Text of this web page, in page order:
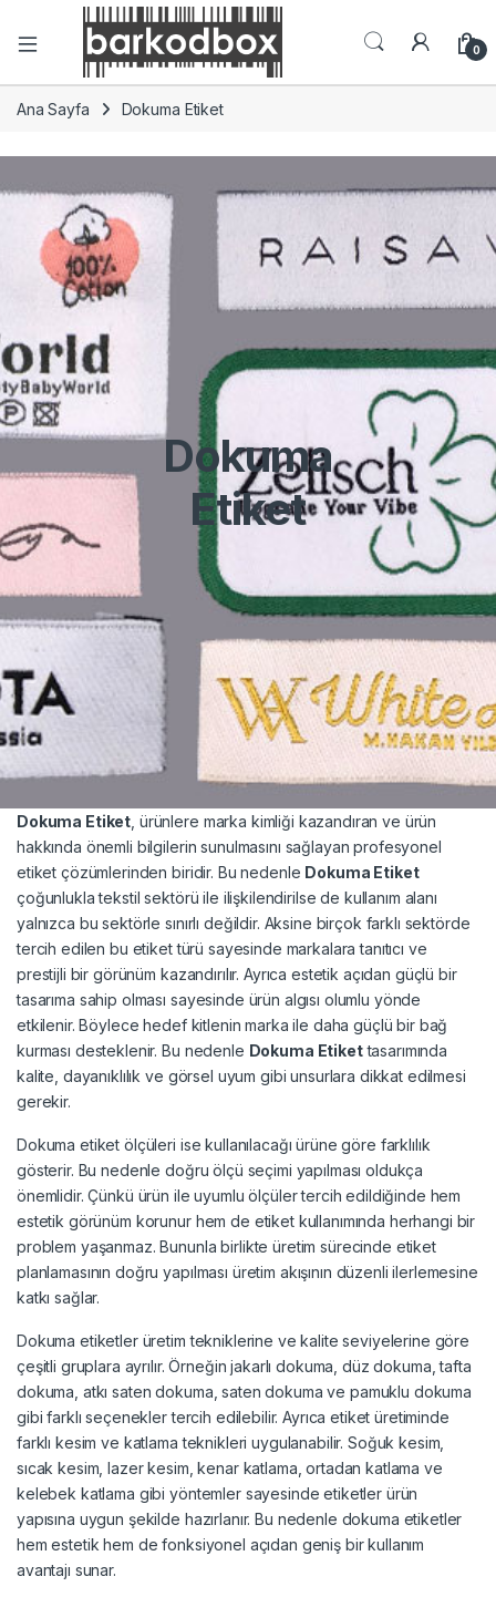
0
Ana Sayfa Dokuma Etiket
Dokuma
Etiket
Dokuma Etiket , ürünlere marka kimliği kazandıran ve ürün
hakkında önemli bilgilerin sunulmasını sağlayan profesyonel
etiket çözümlerinden biridir. Bu nedenle Dokuma Etiket
çoğunlukla tekstil sektörü ile ilişkilendirilse de kullanım alanı
yalnızca bu sektörle sınırlı değildir. Aksine birçok farklı sektörde
tercih edilen bu etiket türü sayesinde markalara tanıtıcı ve
prestijli bir görünüm kazandırılır. Ayrıca estetik açıdan güçlü bir
tasarıma sahip olması sayesinde ürün algısı olumlu yönde
etkilenir. Böylece hedef kitlenin marka ile daha güçlü bir bağ
kurması desteklenir. Bu nedenle Dokuma Etikettasarımında
kalite, dayanıklılık ve görsel uyum gibi unsurlara dikkat edilmesi
gerekir.
Dokuma etiket ölçüleri ise kullanılacağı ürüne göre farklılık
gösterir. Bu nedenle doğru ölçü seçimi yapılması oldukça
önemlidir. Çünkü ürün ile uyumlu ölçüler tercih edildiğinde hem
estetik görünüm korunur hem de etiket kullanımında herhangi bir
problem yaşanmaz. Bununla birlikte üretim sürecinde etiket
planlamasının doğru yapılması üretim akışının düzenli ilerlemesine
katkı sağlar.
Dokuma etiketler üretim tekniklerine ve kalite seviyelerine göre
çeşitli gruplara ayrılır. Örneğin jakarlı dokuma, düz dokuma, tafta
dokuma, atkı saten dokuma, saten dokuma ve pamuklu dokuma
gibi farklı seçenekler tercih edilebilir. Ayrıca etiket üretiminde
farklı kesim ve katlama teknikleri uygulanabilir. Soğuk kesim,
sıcak kesim, lazer kesim, kenar katlama, ortadan katlama ve
kelebek katlama gibi yöntemler sayesinde etiketler ürün
yapısına uygun şekilde hazırlanır. Bu nedenle dokuma etiketler
hem estetik hem de fonksiyonel açıdan geniş bir kullanım
avantajı sunar.